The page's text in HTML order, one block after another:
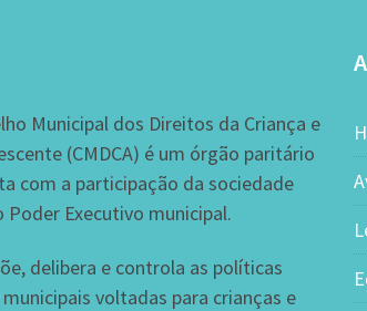
Municipal dos Direitos da Criança e
(CMDCA) é um órgão paritário
com a participação da sociedade
Poder Executivo municipal.
delibera e controla as políticas
voltadas para crianças e